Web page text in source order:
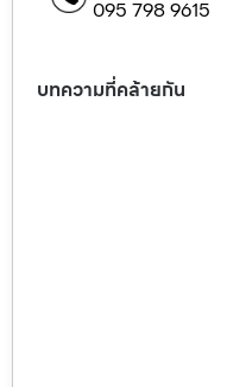
095 798 9615
บทความที่คล้ายกัน